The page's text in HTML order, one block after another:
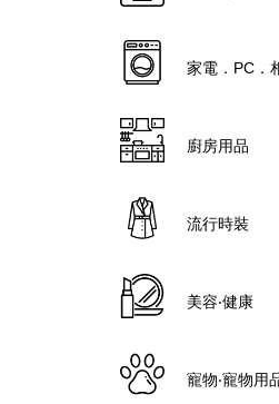
家電．PC．
廚房用品
流行時裝
美容‧健康
寵物‧寵物用